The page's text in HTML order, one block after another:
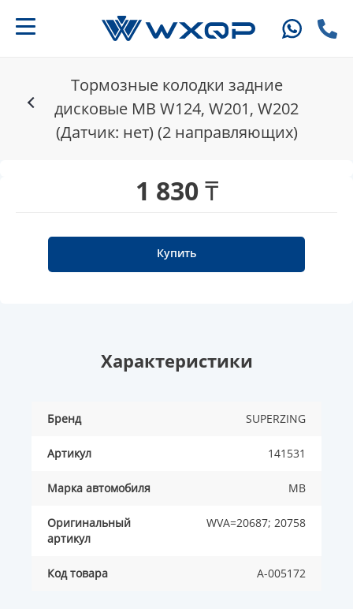
Тормозные колодки задние
дисковые MB W124, W201, W202
(Датчик: нет) (2 направляющих)
1 830 ₸
Купить
Характеристики
Бренд SUPERZING
Артикул 141531
Марка автомобиля MB
Оригинальный
артикул
WVA=20687; 20758
Код товара A-005172